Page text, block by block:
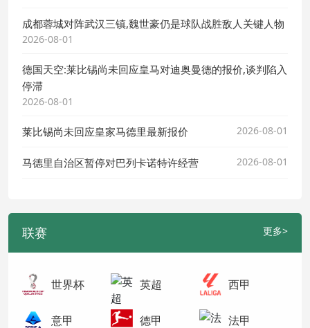
成都蓉城对阵武汉三镇,魏世豪仍是球队战胜敌人关键人物
2026-08-01
德国天空:莱比锡尚未回应皇马对迪奥曼德的报价,谈判陷入
停滞
2026-08-01
莱比锡尚未回应皇家马德里最新报价 2026-08-01
马德里自治区暂停对巴列卡诺特许经营 2026-08-01
联赛 更多>
世界杯 英超 西甲
意甲 德甲 法甲